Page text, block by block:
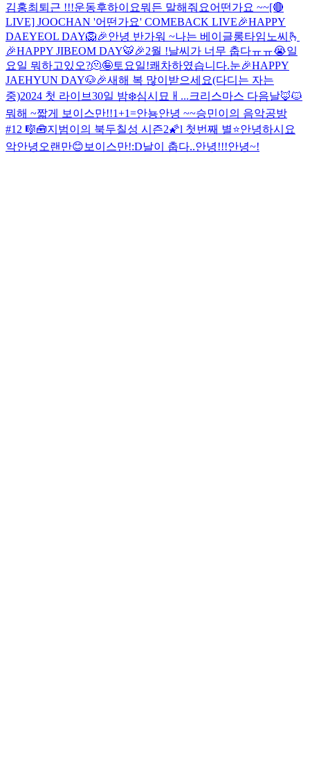
김홍최 퇴근 !!!운동후하이요뭐든 말해줘요어떤가요 ~~[🔴
LIVE] JOOCHAN '어떤가요' COMEBACK LIVE🎉HAPPY
DAEYEOL DAY🦁🎉안녕 반가워 ~나는 베이글롱타임노씨🫰
🎉HAPPY JIBEOM DAY🐯🎉2월 !날씨가 너무 춥다ㅠㅠ😭일
요일 뭐하고있오?🫠🤪토요일!쾌차하였습니다.눈🎉HAPPY
JAEHYUN DAY🐶🎉새해 복 많이받으세요(다디는 자는
중)2024 첫 라이브30일 밤❄️심시묘ㅐ...크리스마스 다음날🦊🐱
뭐해 ~짧게 보이스만!!1+1=안뇽안녕 ~~승민이의 음악공방
#12 🎼🧰지범이의 북두칠성 시즌2🌠l 첫번째 별⭐안녕하시요
악안녕 오랜만😊 보이스만!:D날이 춥다..안녕!!!안녕~!